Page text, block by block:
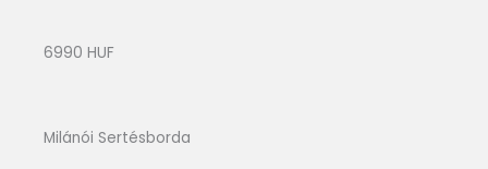
6990 HUF
Milánói Sertésborda